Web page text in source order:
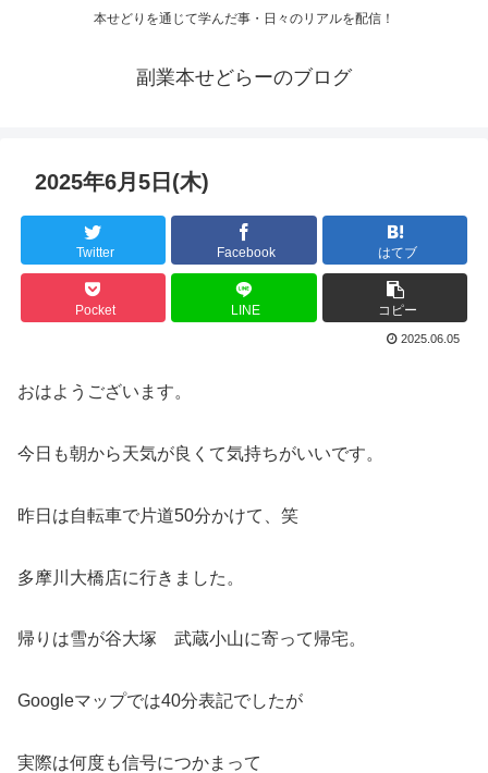
本せどりを通じて学んだ事・日々のリアルを配信！
副業本せどらーのブログ
2025年6月5日(木)
Twitter Facebook はてブ
Pocket LINE コピー
2025.06.05
おはようございます。
今日も朝から天気が良くて気持ちがいいです。
昨日は自転車で片道50分かけて、笑
多摩川大橋店に行きました。
帰りは雪が谷大塚 武蔵小山に寄って帰宅。
Googleマップでは40分表記でしたが
実際は何度も信号につかまって